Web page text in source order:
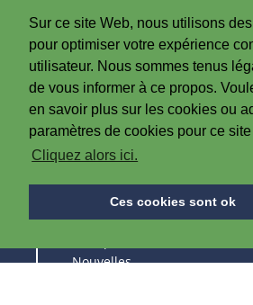
Sur ce site Web, nous utilisons
pour optimiser votre expérience
utilisateur. Nous sommes tenus
de vous informer à ce propos.
en savoir plus sur les cookies ou
paramètres de cookies pour ce
Cliquez alors ici.
Ces cookies sont ok
8790 Waregem
Belgique
T+32 (0)56 60 79 19
F +32 (0)56 61 08 85
info@iplast.be
A PROPOS D'IPB
Nouvelles